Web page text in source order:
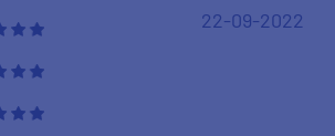
22-09-2022